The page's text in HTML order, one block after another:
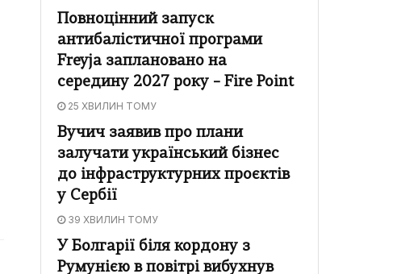
Повноцінний запуск
антибалістичної програми
Freyja заплановано на
середину 2027 року – Fire Point
25 ХВИЛИН ТОМУ
Вучич заявив про плани
залучати український бізнес
до інфраструктурних проєктів
у Сербії
39 ХВИЛИН ТОМУ
У Болгарії біля кордону з
Румунією в повітрі вибухнув